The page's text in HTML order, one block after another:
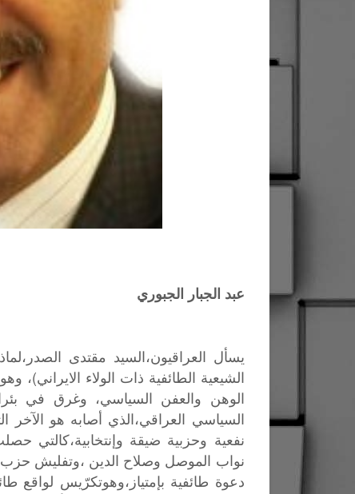
عبد الجبار الجبوري
يسأل العراقيون،السيد مقتدى الصدر،لماذا
الشيعية
الطائفية ذات الولاء الايراني)، وهو
الوهن
والعفن السياسي، وغرق في
السياسي
العراقي،الذي أصابه هو الآخر
نفعية وحزبية ضيقة وإنتخابية،كالتي
نواب
الموصل وصلاح الدين ،وتفليش حزب
دعوة طائفية بإمتياز،وهوتكرّيس لواقع